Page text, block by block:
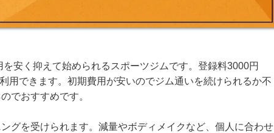
を安く抑えて始められるスポーツジムです。登録料3000円
用できます。初期費用が安いのでジム通いを続けられるか不
でおすすめです。
グを受けられます。減量やボディメイクなど、個人に合わせ